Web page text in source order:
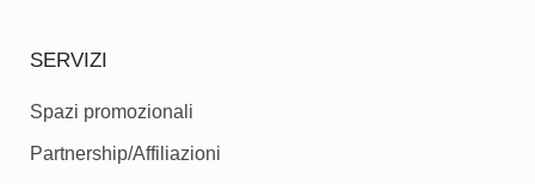
SERVIZI
Spazi promozionali
Partnership/Affiliazioni